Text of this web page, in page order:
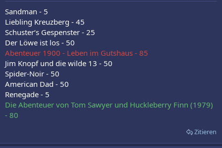
Sandman - 5
Liebling Kreuzberg - 45
Schuster‘s Gespenster - 25
Der Löwe ist los - 50
Abenteuer 1900 - Leben im Gutshaus - 85
Jim Knopf und die wilde 13 - 50
Spider-Noir - 50
American Dad - 50
Renegade - 5
Die Abenteuer von Tom Sawyer und Huckleberry Finn (1979)
- 80
Zitieren